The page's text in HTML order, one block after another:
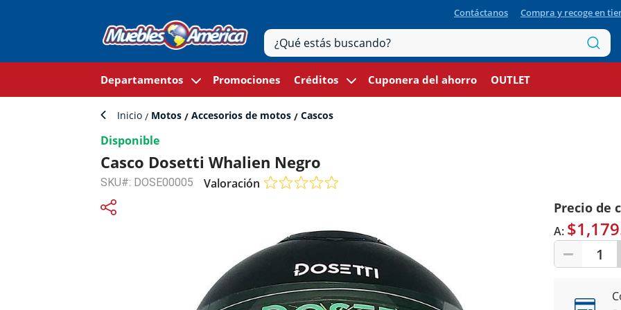
Contáctanos Compra y recoge en
Departamentos Promociones Créditos Cuponera del ahorro OUTLET
Inicio Motos Accesorios de motos Cascos
Disponible
Casco Dosetti Whalien Negro
SKU#: DOSE00005 Valoración
Precio de
A:
1